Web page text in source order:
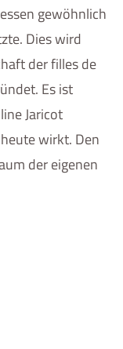
gewöhnlich
Dies wird
der filles de
Es ist
Jaricot
wirkt. Den
der eigenen